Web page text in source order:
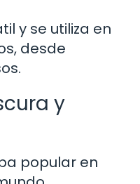
y se utiliza en
desde
y
popular en